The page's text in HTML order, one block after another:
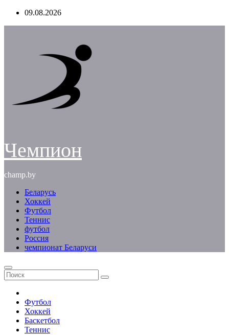
Перейти09.08.2026
Чемпион
champ.by
Беларусь
Хоккей
Футбол
Теннис
футбол
Россия
чемпионат Беларуси
Футбол
Хоккей
Баскетбол
Теннис